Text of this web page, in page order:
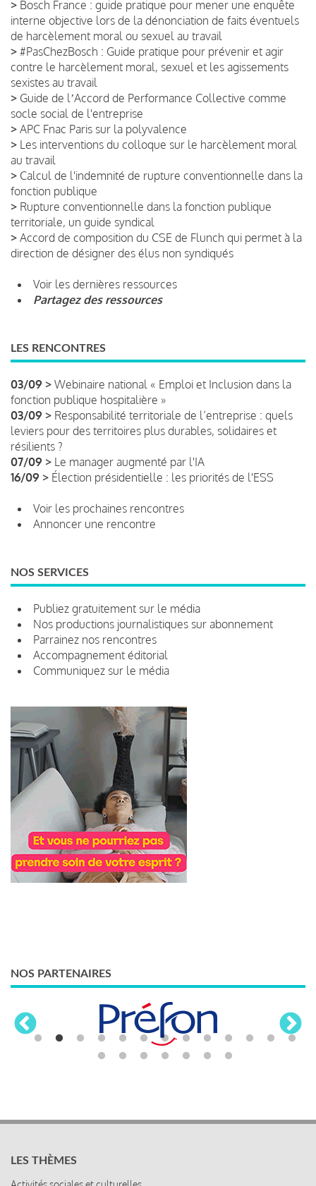
> Bosch France : guide pratique pour mener une enquête
interne objective lors de la dénonciation de faits éventuels
de harcèlement moral ou sexuel au travail
> #PasChezBosch : Guide pratique pour prévenir et agir
contre le harcèlement moral, sexuel et les agissements
sexistes au travail
> Guide de lʼAccord de Performance Collective comme
socle social de l'entreprise
> APC Fnac Paris sur la polyvalence
> Les interventions du colloque sur le harcèlement moral
au travail
> Calcul de l'indemnité de rupture conventionnelle dans la
fonction publique
> Rupture conventionnelle dans la fonction publique
territoriale, un guide syndical
> Accord de composition du CSE de Flunch qui permet à la
direction de désigner des élus non syndiqués
Voir les dernières ressources
Partagez des ressources
LES RENCONTRES
03/09 > Webinaire national « Emploi et Inclusion dans la
fonction publique hospitalière »
03/09 > Responsabilité territoriale de l’entreprise : quels
leviers pour des territoires plus durables, solidaires et
résilients ?
07/09 > Le manager augmenté par l'IA
16/09 > Élection présidentielle : les priorités de l'ESS
Voir les prochaines rencontres
Annoncer une rencontre
NOS SERVICES
Publiez gratuitement sur le média
Nos productions journalistiques sur abonnement
Parrainez nos rencontres
Accompagnement éditorial
Communiquez sur le média
NOS PARTENAIRES
LES THÈMES